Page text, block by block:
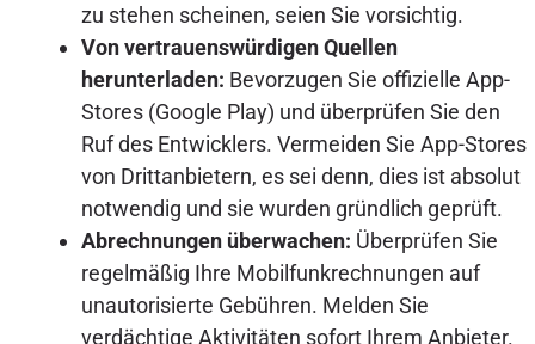
zu stehen scheinen, seien Sie vorsichtig.
Von vertrauenswürdigen Quellen
herunterladen: Bevorzugen Sie offizielle App-
Stores (Google Play) und überprüfen Sie den
Ruf des Entwicklers. Vermeiden Sie App-Stores
von Drittanbietern, es sei denn, dies ist absolut
notwendig und sie wurden gründlich geprüft.
Abrechnungen überwachen: Überprüfen Sie
regelmäßig Ihre Mobilfunkrechnungen auf
unautorisierte Gebühren. Melden Sie
verdächtige Aktivitäten sofort Ihrem Anbieter.